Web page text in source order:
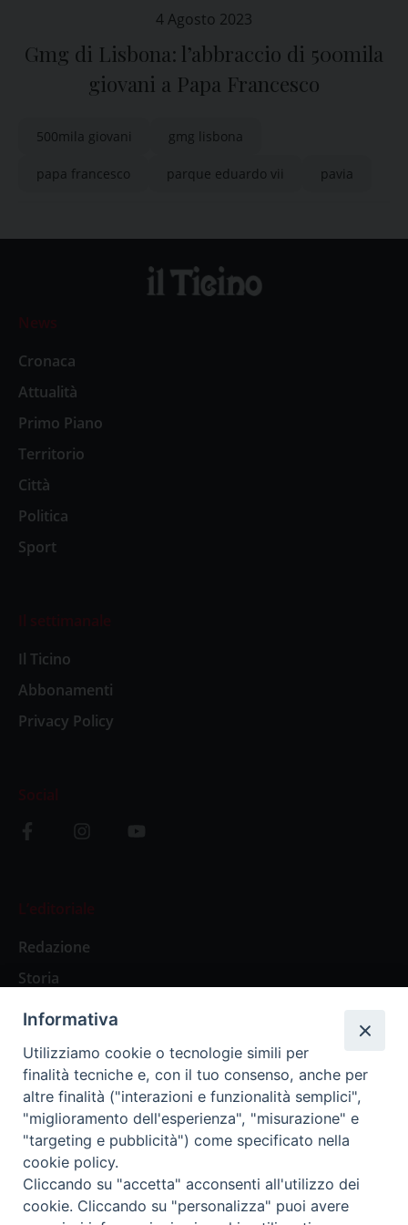
4 Agosto 2023
Gmg di Lisbona: l’abbraccio di 500mila
giovani a Papa Francesco
500mila giovani gmg lisbona
papa francesco parque eduardo vii pavia
News
Cronaca
Attualità
Primo Piano
Territorio
Città
Politica
Sport
Il settimanale
Il Ticino
Abbonamenti
Privacy Policy
Social
L’editoriale
Redazione
Storia
Abbonamenti
Abbonamento Annuale Digitale
Abbonamento Annuale Cartaceo
Abbonamento Singola Copia Digitale
Informativa
Utilizziamo cookie o tecnologie simili per
finalità tecniche e, con il tuo consenso, anche per
altre finalità ("interazioni e funzionalità semplici",
"miglioramento dell'esperienza", "misurazione" e
"targeting e pubblicità") come specificato nella
cookie policy.
Cliccando su "accetta" acconsenti all'utilizzo dei
cookie. Cliccando su "personalizza" puoi avere